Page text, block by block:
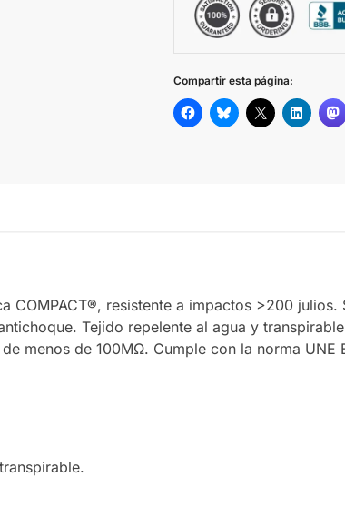
Compartir esta página:
COMPACT®, resistente a impactos >200 julios.
Tejido repelente al agua y
menos de 100MΩ. Cumple con la norma UNE